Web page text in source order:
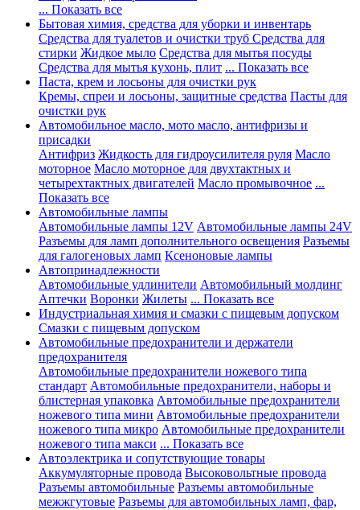
... Показать все
Бытовая химия, средства для уборки и инвентарь
Средства для туалетов и очистки труб Средства для
стирки Жидкое мыло Средства для мытья посуды
Средства для мытья кухонь, плит ... Показать все
Паста, крем и лосьоны для очистки рук
Кремы, спреи и лосьоны, защитные средства Пасты для
очистки рук
Автомобильное масло, мото масло, антифризы и
присадки
Антифриз Жидкость для гидроусилителя руля Масло
моторное Масло моторное для двухтактных и
четырехтактных двигателей Масло промывочное ...
Показать все
Автомобильные лампы
Автомобильные лампы 12V Автомобильные лампы 24V
Разъемы для ламп дополнительного освещения Разъемы
для галогеновых ламп Ксеноновые лампы
Автопринадлежности
Автомобильные удлинители Автомобильный молдинг
Аптечки Воронки Жилеты ... Показать все
Индустриальная химия и смазки с пищевым допуском
Смазки с пищевым допуском
Автомобильные предохранители и держатели
предохранителя
Автомобильные предохранители ножевого типа
стандарт Автомобильные предохранители, наборы и
блистерная упаковка Автомобильные предохранители
ножевого типа мини Автомобильные предохранители
ножевого типа микро Автомобильные предохранители
ножевого типа макси ... Показать все
Автоэлектрика и сопутствующие товары
Аккумуляторные провода Высоковольтные провода
Разъемы автомобильные Разъемы автомобильные
межжгутовые Разъемы для автомобильных ламп, фар,